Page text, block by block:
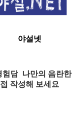
야설넷
험담 나만의 음란
접 작성해 보세요